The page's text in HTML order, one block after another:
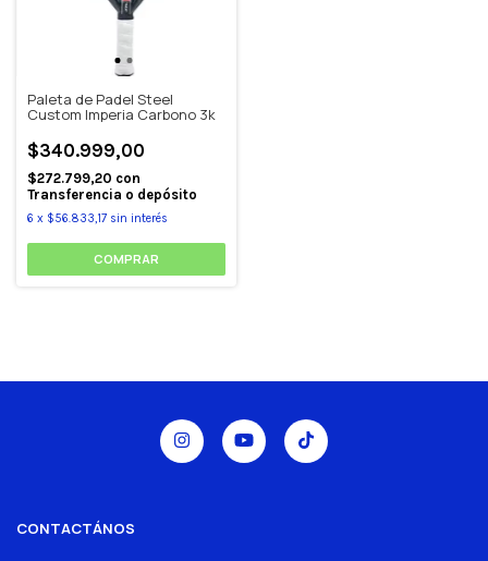
Paleta de Padel Steel
Custom Imperia Carbono 3k
$340.999,00
$272.799,20 con
Transferencia o depósito
6 x $56.833,17 sin interés
CONTACTÁNOS